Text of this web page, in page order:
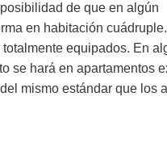
de que en algún
en habitación
equipados. En
se hará en apartamentos
mismo estándar que los